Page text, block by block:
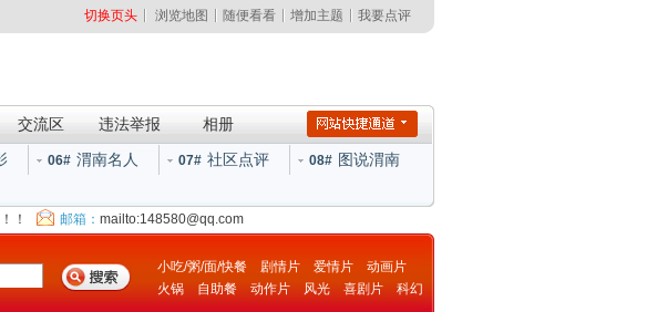
切换页头 浏览地图 随便看看 增加主题 我要点评
交流区 违法举报 相册
06# 渭南名人 07# 社区点评 08# 图说渭南
！ 邮箱： mailto:148580@qq.com
小吃/粥/面/快餐 剧情片 爱情片
动画片
火锅
自助餐 动作片 风光 喜剧片
科幻